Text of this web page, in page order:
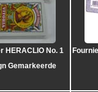
HERACLIO No. 1
Gemarkeerde